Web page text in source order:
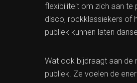
flexibiliteit om zich aan te
disco, rockklassiekers of
publiek kunnen laten
Wat ook bijdraagt aan de
publiek. Ze voelen de